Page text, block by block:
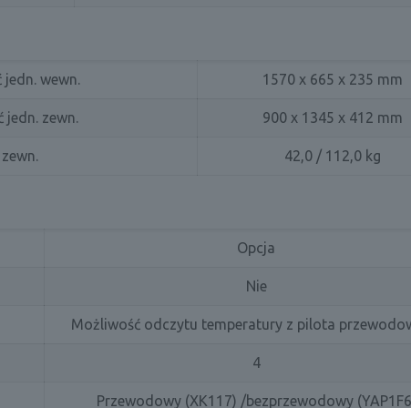
jedn. wewn. 1570 x 665 x 235 mm
jedn. zewn. 900 x 1345 x 412 mm
42,0 / 112,0 kg
Opcja
Nie
Możliwość odczytu temperatury z pilota
4
Przewodowy (XK117) /bezprzewodowy